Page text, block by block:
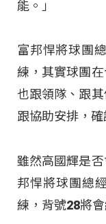
能。」
富邦悍將球團
練，其實球團
也跟領隊、跟
跟協助安排，確
雖然高國輝是
邦悍將球團總
練，背號28將會